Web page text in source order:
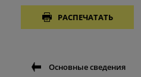
РАСПЕЧАТАТЬ
Основные сведения